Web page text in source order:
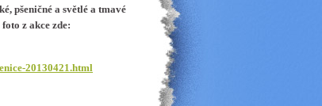
pšeničné a světlé a tmavé
z akce zde:
20130421.html